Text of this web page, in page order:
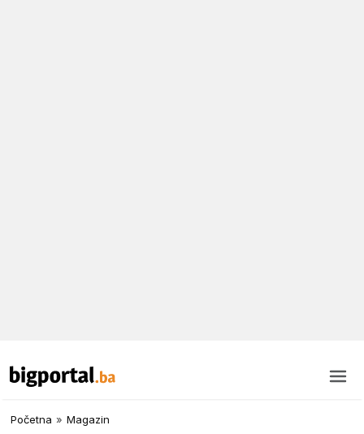
Početna » Magazin